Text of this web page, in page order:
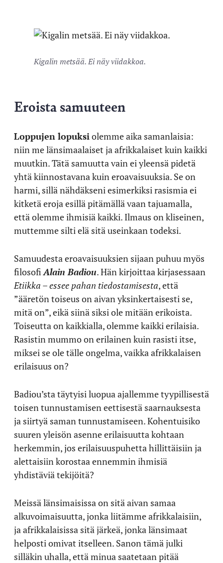
Kigalin metsää. Ei näy viidakkoa.
Eroista samuuteen
Loppujen lopuksi olemme aika samanlaisia:
niin me länsimaalaiset ja afrikkalaiset kuin kaikki
muutkin. Tätä samuutta vain ei yleensä pidetä
yhtä kiinnostavana kuin eroavaisuuksia. Se on
harmi, sillä nähdäkseni esimerkiksi rasismia ei
kitketä eroja esillä pitämällä vaan tajuamalla,
että olemme ihmisiä kaikki. Ilmaus on kliseinen,
muttemme silti elä sitä useinkaan todeksi.
Samuudesta eroavaisuuksien sijaan puhuu myös
filosofi Alain Badiou. Hän kirjoittaa kirjasessaan
Etiikka – essee pahan tiedostamisesta, että
”ääretön toiseus on aivan yksinkertaisesti se,
mitä on”, eikä siinä siksi ole mitään erikoista.
Toiseutta on kaikkialla, olemme kaikki erilaisia.
Rasistin mummo on erilainen kuin rasisti itse,
miksei se ole tälle ongelma, vaikka afrikkalaisen
erilaisuus on?
Badiou’sta täytyisi luopua ajallemme tyypillisestä
toisen tunnustamisen eettisestä saarnauksesta
ja siirtyä saman tunnustamiseen. Kohentuisiko
suuren yleisön asenne erilaisuutta kohtaan
herkemmin, jos erilaisuuspuhetta hillittäisiin ja
alettaisiin korostaa ennemmin ihmisiä
yhdistäviä tekijöitä?
Meissä länsimaisissa on sitä aivan samaa
alkuvoimaisuutta, jonka liitämme afrikkalaisiin,
ja afrikkalaisissa sitä järkeä, jonka länsimaat
helposti omivat itselleen. Sanon tämä julki
silläkin uhalla, että minua saatetaan pitää